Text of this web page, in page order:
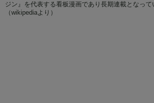
ジン』を代表する看板漫画であり長期連載となって
（wikipediaより）